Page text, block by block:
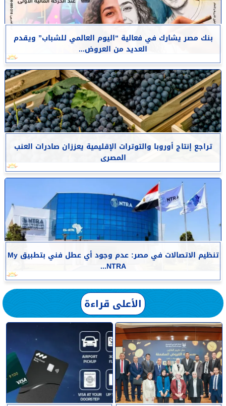
بنك مصر يشارك في فعالية “اليوم العالمي للشباب” ويقدم
العديد من العروض...
تراجع إنتاج أوروبا والتوترات الإقليمية يعززان صادرات العنب
المصرى
تنظيم الاتصالات في مصر: عدم وجود أي عطل فني بتطبيق My
NTRA...
الأعلى قراءة